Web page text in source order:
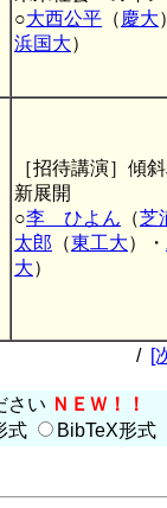
○大西公平 （ 慶大
浜国大）
［招待講演］傾
新展開
○李 ひよん （芝
太郎 （東工大）・
大）
/ [
さい ＮＥＷ！！
式 BibTeX形式